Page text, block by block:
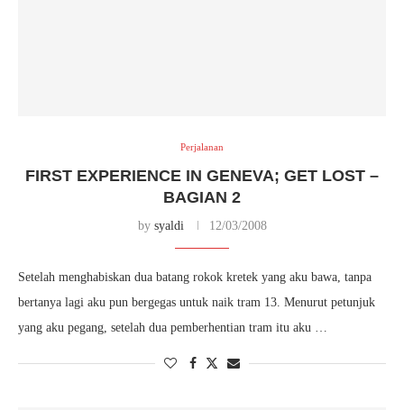
Perjalanan
FIRST EXPERIENCE IN GENEVA; GET LOST –
BAGIAN 2
by syaldi 12/03/2008
Setelah menghabiskan dua batang rokok kretek yang aku bawa, tanpa
bertanya lagi aku pun bergegas untuk naik tram 13. Menurut petunjuk
yang aku pegang, setelah dua pemberhentian tram itu aku …